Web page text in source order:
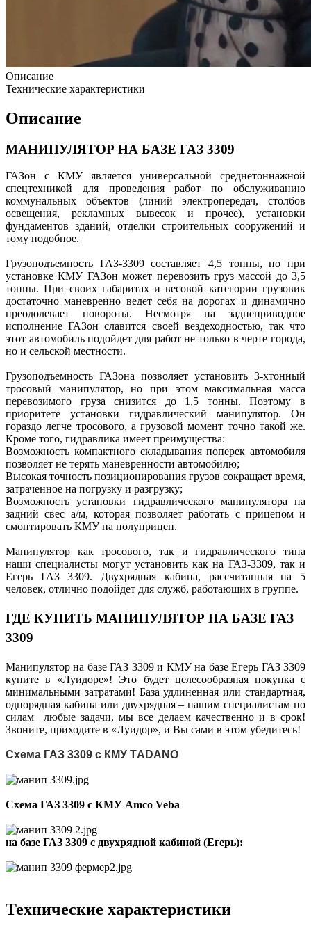
Описание
Технические характеристики
Описание
МАНИПУЛЯТОР НА БАЗЕ ГАЗ 3309
ГАЗон с КМУ является универсальной среднетоннажной
спецтехникой для проведения работ по обслуживанию
коммунальных объектов (линий электропередач, столбов
освещения, рекламных вывесок и прочее), установки
фундаментов зданий, отделки строительных сооружений и
тому подобное.
Грузоподъемность ГАЗ-3309 составляет 4,5 тонны, но при
установке КМУ ГАЗон может перевозить груз массой до 3,5
тонны. При своих габаритах и весовой категории грузовик
достаточно маневренно ведет себя на дорогах и динамично
преодолевает повороты. Несмотря на заднеприводное
исполнение ГАЗон славится своей вездеходностью, так что
этот автомобиль подойдет для работ не только в черте города,
но и сельской местности.
Грузоподъемность ГАЗона позволяет установить 3-хтонный
тросовый манипулятор, но при этом максимальная масса
перевозимого груза снизится до 1,5 тонны. Поэтому в
приоритете установки гидравлический манипулятор. Он
гораздо легче тросового, а грузовой момент точно такой же.
Кроме того, гидравлика имеет преимущества:
Возможность компактного складывания поперек автомобиля
позволяет не терять маневренности автомобилю;
Высокая точность позиционирования грузов сокращает время,
затраченное на погрузку и разгрузку;
Возможность установки гидравлического манипулятора на
задний свес а/м, которая позволяет работать с прицепом и
смонтировать КМУ на полуприцеп.
Манипулятор как тросового, так и гидравлического типа
наши специалисты могут установить как на ГАЗ-3309, так и
Егерь ГАЗ 3309. Двухрядная кабина, рассчитанная на 5
человек, отлично подойдет для служб, работающих в группе.
ГДЕ КУПИТЬ МАНИПУЛЯТОР НА БАЗЕ ГАЗ
3309
Манипулятор на базе ГАЗ 3309 и КМУ на базе Егерь ГАЗ 3309
купите в «Луидоре»! Это будет целесообразная покупка с
минимальными затратами! База удлиненная или стандартная,
однорядная кабина или двухрядная – нашим специалистам по
силам любые задачи, мы все делаем качественно и в срок!
Звоните, приходите в «Луидор», и Вы сами в этом убедитесь!
Схема ГАЗ 3309 с КМУ TАDANO
Схема ГАЗ 3309 с КМУ Amco Veba
на базе ГАЗ 3309 с двухрядной кабиной (Егерь):
Технические характеристики